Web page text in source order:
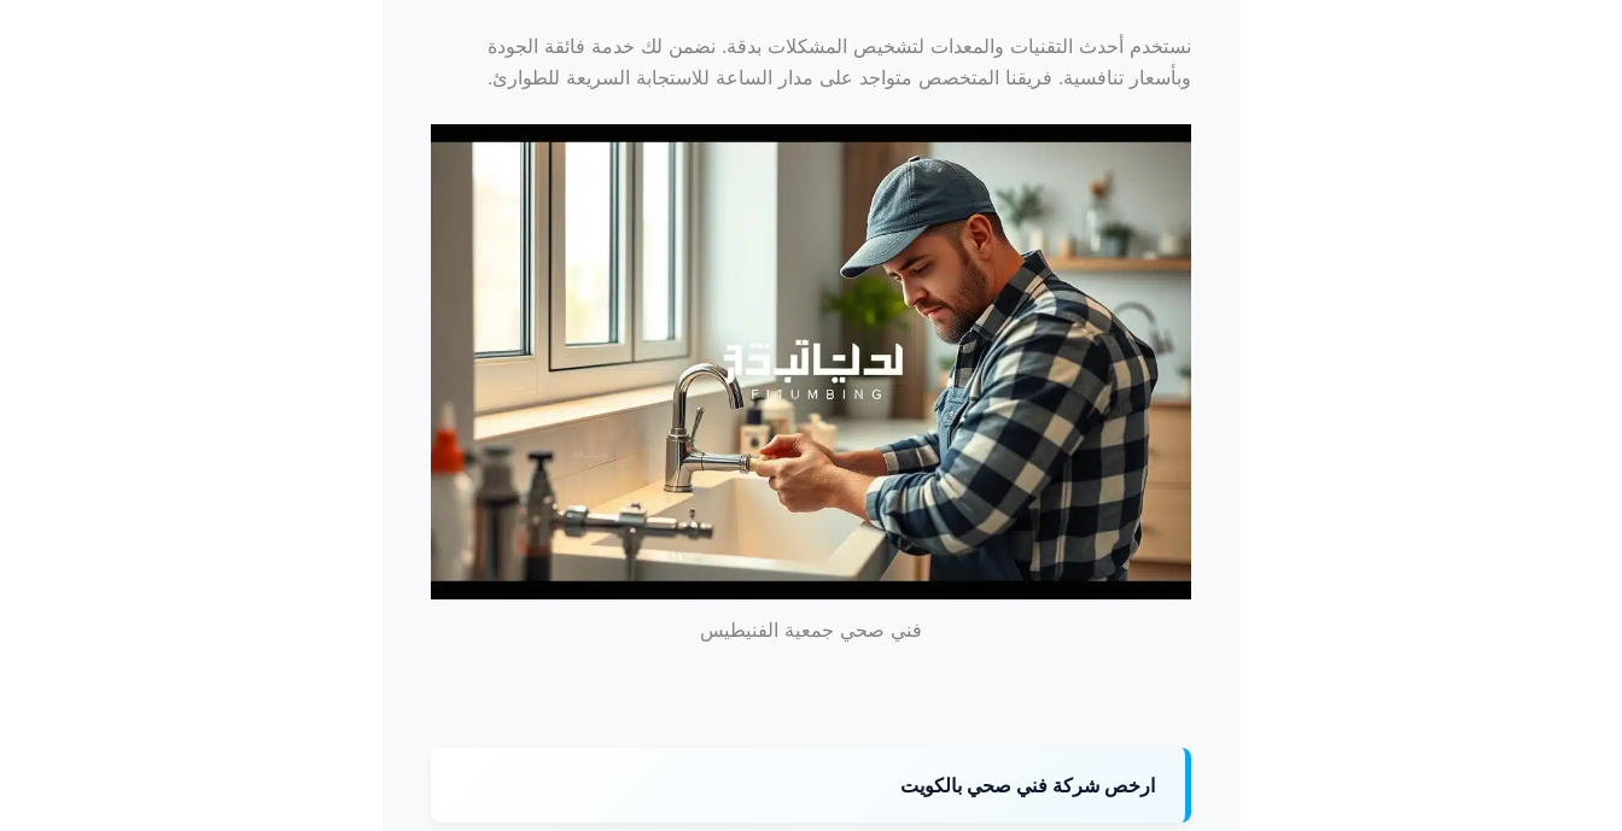
نستخدم أحدث التقنيات والمعدات لتشخيص المشكلات بدقة. نضمن لك خدمة فائقة الجودة
وبأسعار تنافسية. فريقنا المتخصص متواجد على مدار الساعة للاستجابة السريعة للطوارئ.
فني صحي جمعية الفنيطيس
ارخص شركة فني صحي بالكويت